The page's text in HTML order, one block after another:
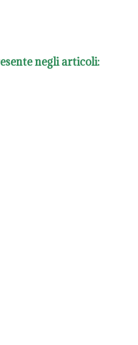
negli articoli: